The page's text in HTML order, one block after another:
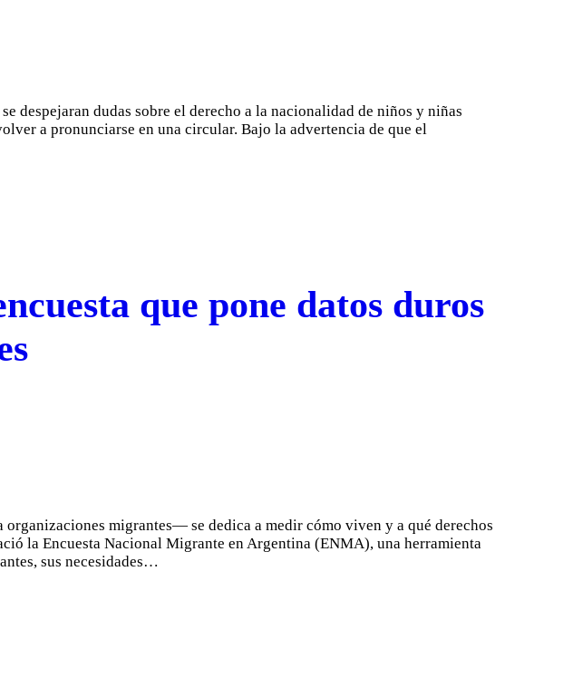
despejaran dudas sobre el derecho a la nacionalidad de niños y niñas
a pronunciarse en una circular. Bajo la advertencia de que el
que pone datos duros
migrantes— se dedica a medir cómo viven y a qué derechos
la Encuesta Nacional Migrante en Argentina (ENMA), una herramienta
sus necesidades…